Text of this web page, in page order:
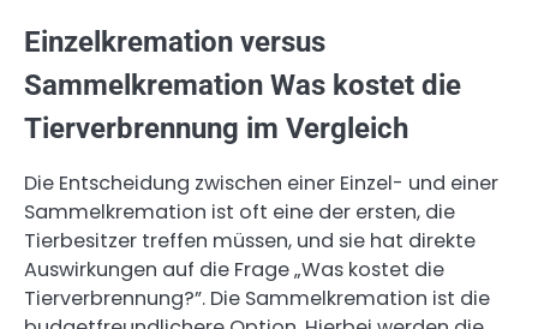
Einzelkremation versus
Sammelkremation Was kostet die
Tierverbrennung im Vergleich
Die Entscheidung zwischen einer Einzel- und einer
Sammelkremation ist oft eine der ersten, die
Tierbesitzer treffen müssen, und sie hat direkte
Auswirkungen auf die Frage „Was kostet die
Tierverbrennung?”. Die Sammelkremation ist die